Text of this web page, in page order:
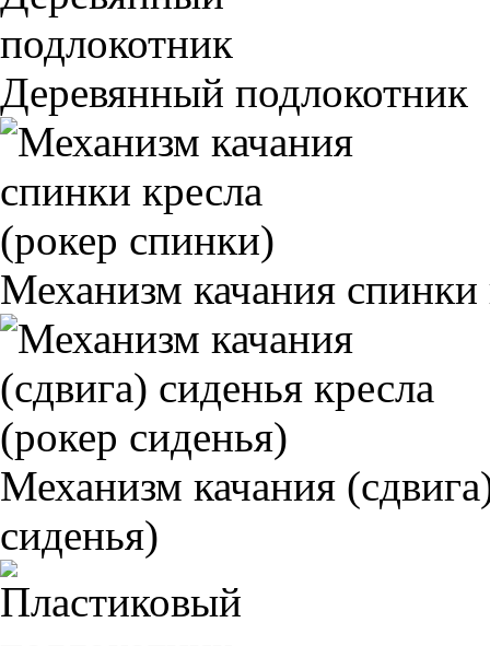
Деревянный подлокотник
Механизм качания
Механизм качания
сиденья)